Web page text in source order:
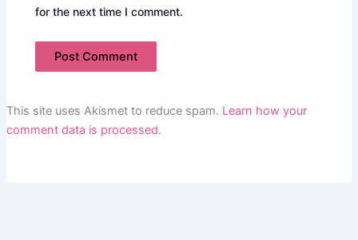
for the next time I comment.
This site uses Akismet to reduce spam. Learn how your
comment data is processed.